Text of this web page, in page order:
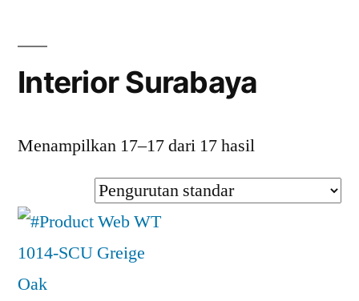
Interior Surabaya
Menampilkan 17–17 dari 17 hasil